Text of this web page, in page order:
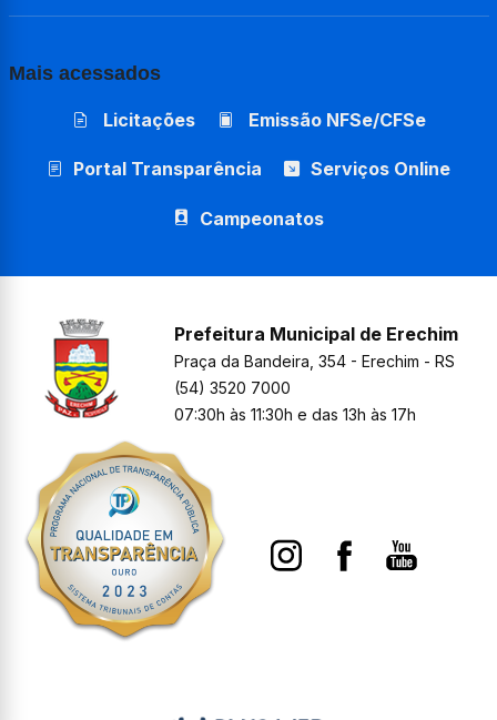
Mais acessados
Licitações Emissão NFSe/CFSe
Portal Transparência Serviços Online
Campeonatos
Prefeitura Municipal de Erechim
Praça da Bandeira, 354 - Erechim - RS
(54) 3520 7000
07:30h às 11:30h e das 13h às 17h